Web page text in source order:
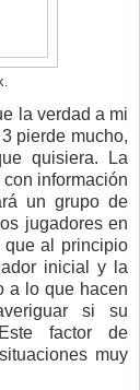
la verdad a mi
pierde mucho,
quisiera. La
información
un grupo de
jugadores en
que al principio
inicial y la
a lo que hacen
si su
factor de
muy